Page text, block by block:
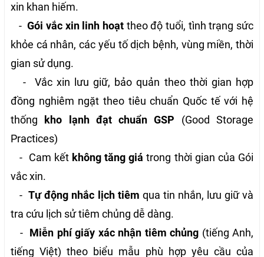
xin khan hiếm.
-Gói vắc xin linh hoạt theo độ tuổi, tình trạng sức
khỏe cá nhân, các yếu tố dịch bệnh, vùng miền, thời
gian sử dụng.
- Vắc xin lưu giữ, bảo quản theo thời gian hợp
đồng nghiêm ngặt theo tiêu chuẩn Quốc tế với hệ
thống
kho lạnh đạt chuẩn GSP (Good Storage
Practices)
- Cam kết không tăng giá trong thời gian của Gói
vắc xin.
-Tự động nhắc lịch tiêm qua tin nhắn, lưu giữ và
tra cứu lịch sử tiêm chủng dễ dàng.
- Miễn phí giấy xác nhận tiêm chủng (tiếng Anh,
tiếng Việt) theo biểu mẫu phù hợp yêu cầu của